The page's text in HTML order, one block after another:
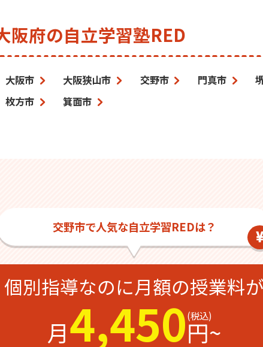
阪府の自立学習塾RED
大阪市 大阪狭山市 交野市 門真市
枚方市
箕面市
交野市で人気な自立学習REDは？
個別指導なのに月額の授業料が
月4,450円~